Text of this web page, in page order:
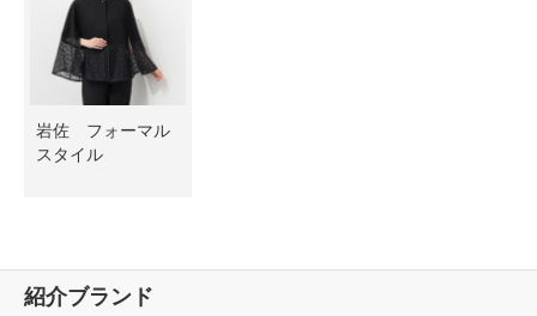
岩佐 フォーマル
スタイル
紹介ブランド